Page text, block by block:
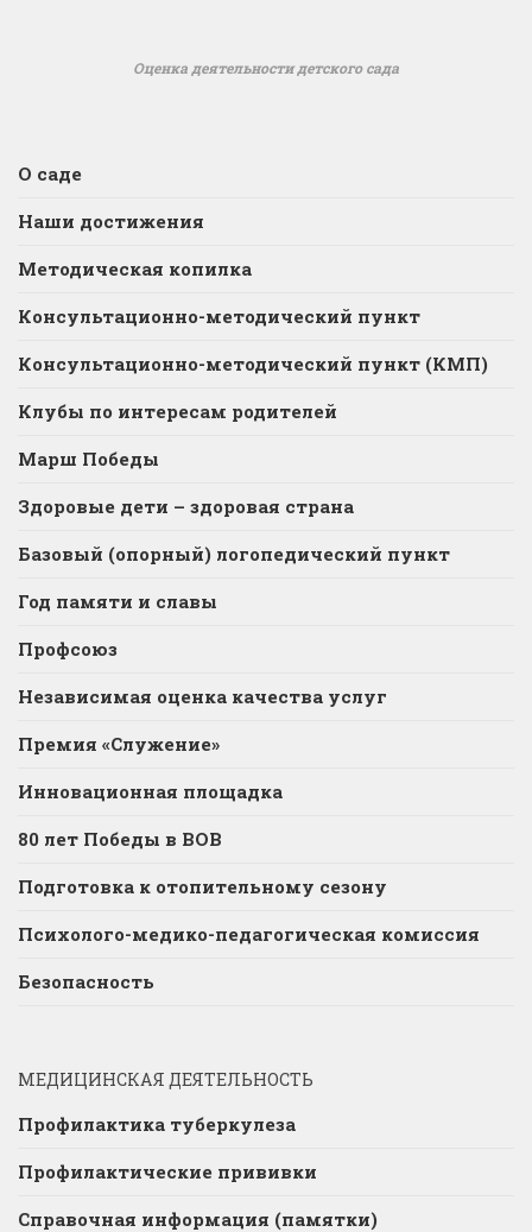
Оценка деятельности детского сада
О саде
Наши достижения
Методическая копилка
Консультационно-методический пункт
Консультационно-методический пункт (КМП)
Клубы по интересам родителей
Марш Победы
Здоровые дети – здоровая страна
Базовый (опорный) логопедический пункт
Год памяти и славы
Профсоюз
Независимая оценка качества услуг
Премия «Служение»
Инновационная площадка
80 лет Победы в ВОВ
Подготовка к отопительному сезону
Психолого-медико-педагогическая комиссия
Безопасность
МЕДИЦИНСКАЯ ДЕЯТЕЛЬНОСТЬ
Профилактика туберкулеза
Профилактические прививки
Справочная информация (памятки)